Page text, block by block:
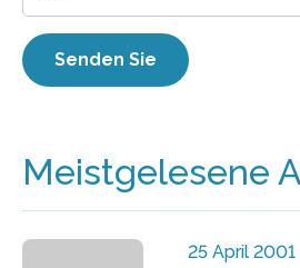
Meistgelesene
25 April 2001